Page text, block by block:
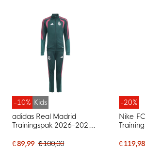
-10% Kids
adidas Real Madrid
Trainingspak 2026-2027
Wit
€ 89,99 € 100,00
-20%
Nike
€ 119,98